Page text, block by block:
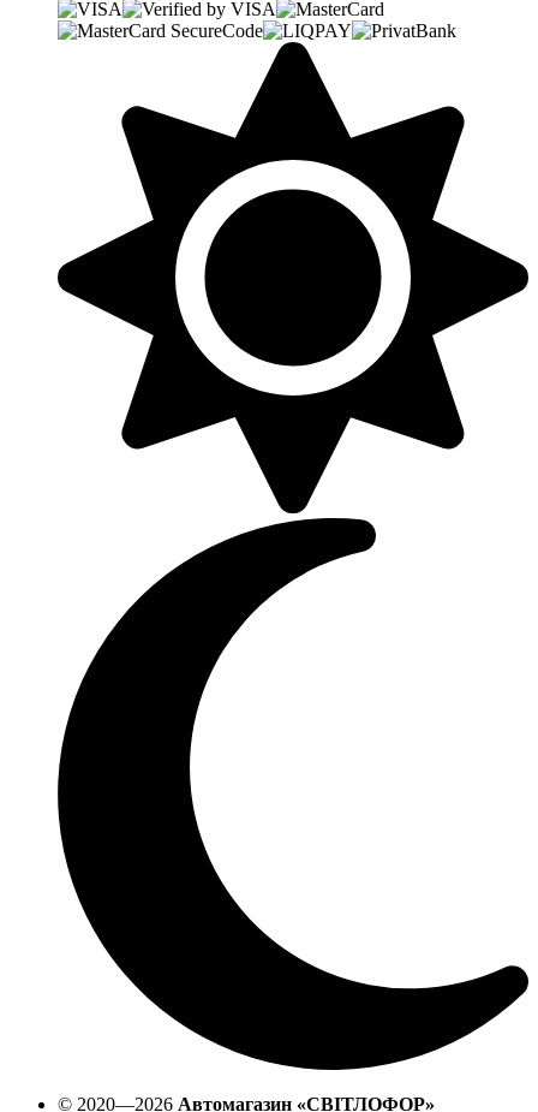
© 2020—2026 Автомагазин «СВІТЛОФОР»